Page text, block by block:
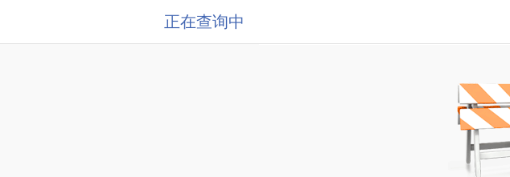
正在查询中